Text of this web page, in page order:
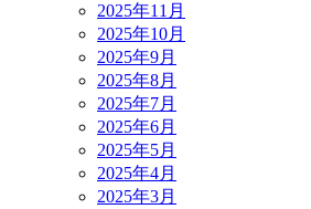
2025年11月
2025年10月
2025年9月
2025年8月
2025年7月
2025年6月
2025年5月
2025年4月
2025年3月